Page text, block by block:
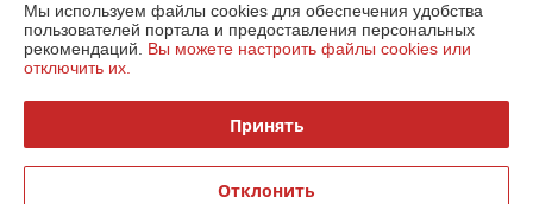
УНП: 193215798
Регистрационный орган: Минский горисполком
Дата регистрации компании: 27.02.2019
Ссылка на свидетельство/лицензию
Ссылка на свидетельство/лицензию
Мы используем файлы cookies для обеспечения удобства
пользователей портала и предоставления персональных
рекомендаций. Вы можете настроить файлы cookies или
отключить их.
Принять
Отклонить